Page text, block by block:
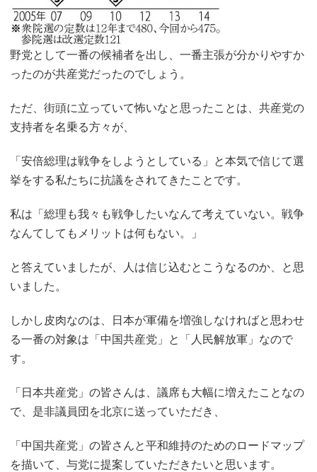
野党として一番の候補者を出し、一番主張が分かりやすか
ったのが共産党だったのでしょう。
ただ、街頭に立っていて怖いなと思ったことは、共産党の
支持者を名乗る方々が、
「安倍総理は戦争をしようとしている」と本気で信じて選
挙をする私たちに抗議をされてきたことです。
私は「総理も我々も戦争したいなんて考えていない。戦争
なんてしてもメリットは何もない。」
と答えていましたが、人は信じ込むとこうなるのか、と思
いました。
しかし皮肉なのは、日本が軍備を増強しなければと思わせ
る一番の対象は「中国共産党」と「人民解放軍」なので
す。
「日本共産党」の皆さんは、議席も大幅に増えたことなの
で、是非議員団を北京に送っていただき、
「中国共産党」の皆さんと平和維持のためのロードマップ
を描いて、与党に提案していただきたいと思います。